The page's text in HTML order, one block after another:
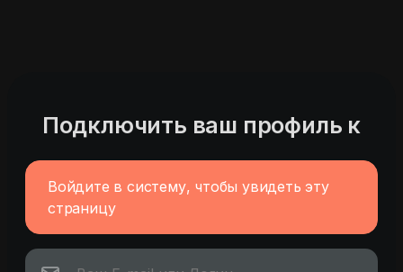
Подключить ваш профиль к
Войдите в систему, чтобы увидеть эту
страницу